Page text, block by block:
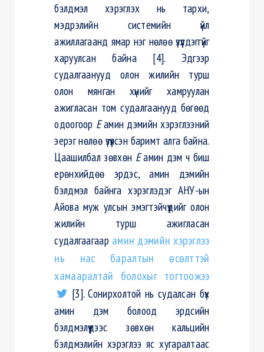
бэлдмэл хэрэглэх нь тархи,
мэдрэлийн системийн үйл
ажиллагаанд ямар нэг нөлөө үзүүлдэггүйг
харуулсан байна [4]. Эдгээр
судалгаанууд олон жилийн турш
олон мянган хүнийг хамруулан
ажигласан том судалгаанууд бөгөөд
одоогоор Еамин дэмийн хэрэглээний
эерэг нөлөө үзүүлсэн баримт алга байна.
Цаашилбал зөвхөн Еамин дэм ч биш
ерөнхийдөө эрдэс, амин дэмийн
бэлдмэл байнга хэрэглэдэг АНУ-ын
Айова муж улсын эмэгтэйчүүдийг олон
жилийн турш ажигласан
судалгаагаар амин дэмийн хэрэглээ
нь нас баралтын өсөлттэй
хамааралтай болохыг тогтоожээ
[3]. Сонирхолтой нь судалсан бүх
амин дэм болоод эрдсийн
бэлдмэлүүдээс зөвхөн кальцийн
бэлдмэлийн хэрэглээ яс хугаралтаас